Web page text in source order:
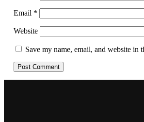
Email *
Website
Save my name, email, and website in